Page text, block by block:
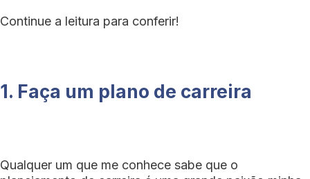
Continue a leitura para conferir!
1. Faça um plano de carreira
Qualquer um que me conhece sabe que o